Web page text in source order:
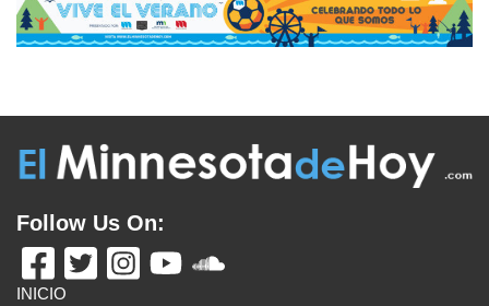
Follow Us On:
INICIO